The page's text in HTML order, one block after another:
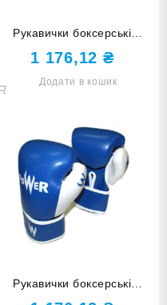
Рукавички боксерські
POWER чорні з білими
елементами 12 унцій POW-
W-Ч12
1 176,12 ₴
Додати в кошик
Рукавички боксерські
POWER сині 14 унцій POW-